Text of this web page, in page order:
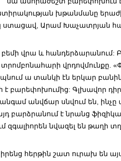
խթանմանը
ստացավ, Արամ Խաչատրյան
վրա և հանդերձարանում:
վրդովմունքը.
ա տանկի էն երկար
է բարեփոխումից: Գլխավոր
անվճար սնվում են,
բարձրանում է նրանց
զգալիորեն նվազել են թաղի
հերթին շատ ուրախ են